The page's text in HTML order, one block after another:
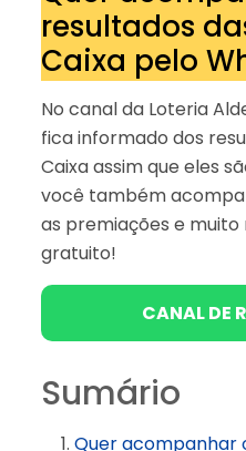
resultados
Caixa pelo
No canal da Loteria
fica informado dos
Caixa assim que eles
você também
as premiações e muito
gratuito!
CANAL DE
Sumário
Quer acompanhar